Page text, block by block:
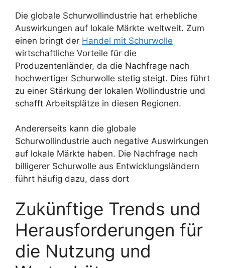
Die globale Schurwollindustrie hat erhebliche
Auswirkungen auf lokale Märkte weltweit. Zum
einen bringt der Handel mit Schurwolle
wirtschaftliche Vorteile für die
Produzentenländer, da die Nachfrage nach
hochwertiger Schurwolle stetig steigt. Dies führt
zu einer Stärkung der lokalen Wollindustrie und
schafft Arbeitsplätze in diesen Regionen.
Andererseits kann die globale
Schurwollindustrie auch negative Auswirkungen
auf lokale Märkte haben. Die Nachfrage nach
billigerer Schurwolle aus Entwicklungsländern
führt häufig dazu, dass dort
Zukünftige Trends und
Herausforderungen für
die Nutzung und